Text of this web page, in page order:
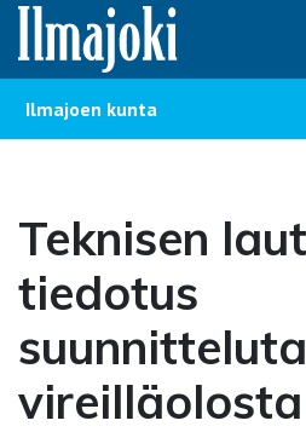
Hyppää sisältöön
Ilmajoen kunta
Teknisen
tiedotus
vireilläolosta